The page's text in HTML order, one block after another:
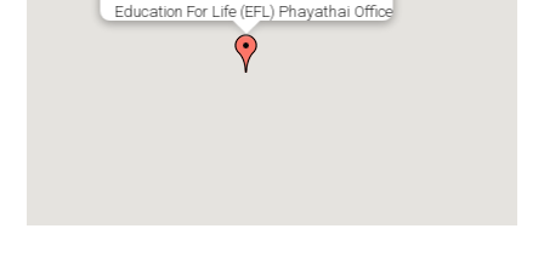
Education For Life (EFL) Phayathai Office